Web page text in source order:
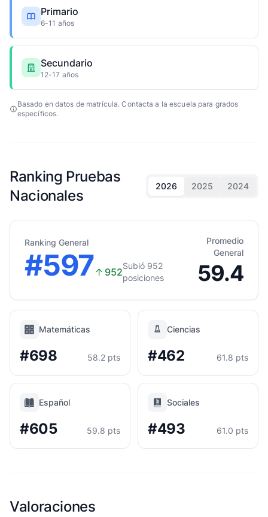
Primario
6-11 años
Secundario
12-17 años
Basado en datos de matrícula. Contacta a la escuela para grados
específicos.
Ranking Pruebas
Nacionales
2026 2025 2024
Ranking General
#597↑ 952
Subió 952
posiciones
Promedio
General
59.4
Matemáticas
#698 58.2 pts
Ciencias
#462 61.8 pts
Español
#605 59.8 pts
Sociales
#493 61.0 pts
Valoraciones